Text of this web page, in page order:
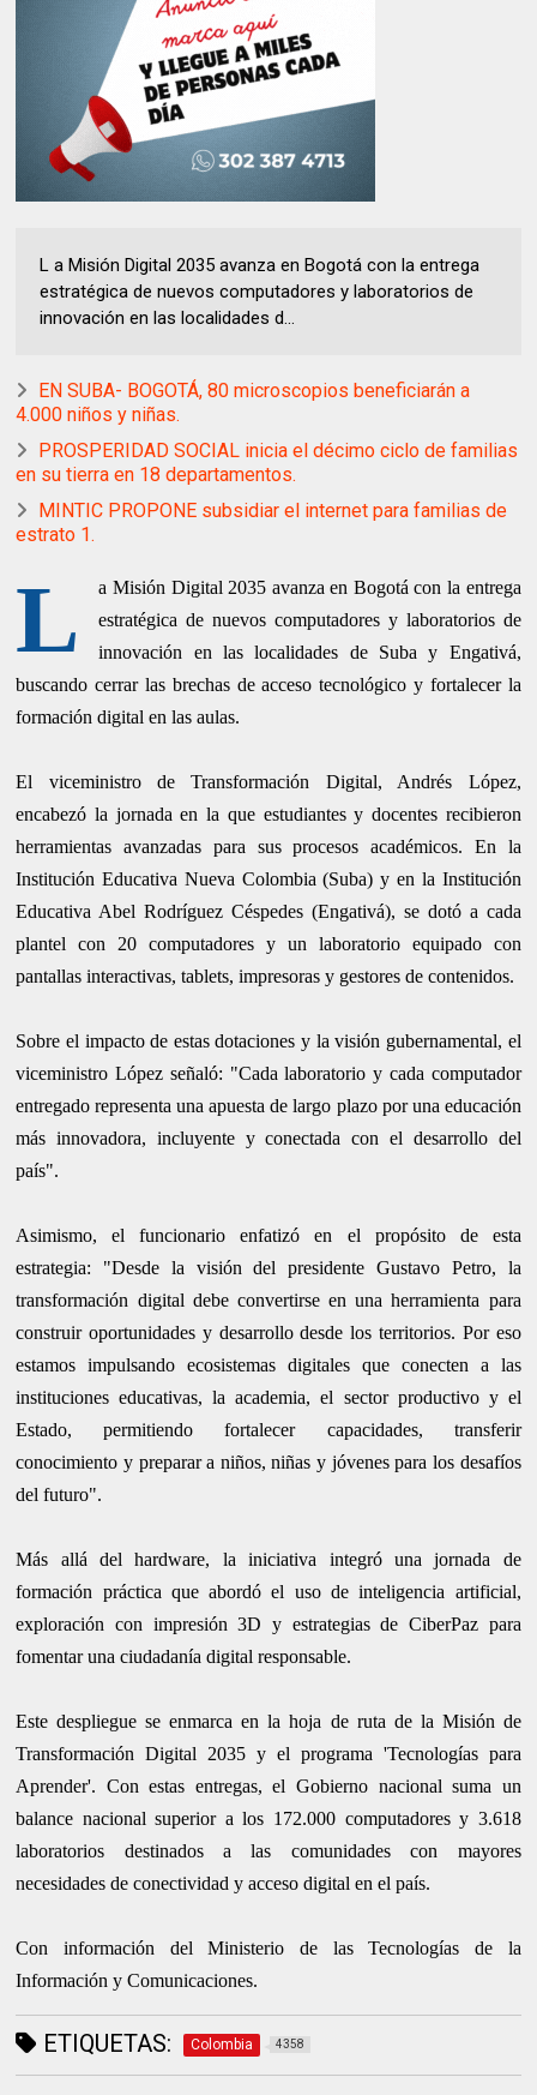
L a Misión Digital 2035 avanza en Bogotá con la entrega
estratégica de nuevos computadores y laboratorios de
innovación en las localidades d...
EN SUBA- BOGOTÁ, 80 microscopios beneficiarán a
4.000 niños y niñas.
PROSPERIDAD SOCIAL inicia el décimo ciclo de familias
en su tierra en 18 departamentos.
MINTIC PROPONE subsidiar el internet para familias de
estrato 1.
L
a Misión Digital 2035 avanza en Bogotá con la entrega
estratégica de nuevos computadores y laboratorios de
innovación en las localidades de Suba y Engativá,
buscando cerrar las brechas de acceso tecnológico y fortalecer la
formación digital en las aulas.
El viceministro de Transformación Digital, Andrés López,
encabezó la jornada en la que estudiantes y docentes recibieron
herramientas avanzadas para sus procesos académicos. En la
Institución Educativa Nueva Colombia (Suba) y en la Institución
Educativa Abel Rodríguez Céspedes (Engativá), se dotó a cada
plantel con 20 computadores y un laboratorio equipado con
pantallas interactivas, tablets, impresoras y gestores de contenidos.
Sobre el impacto de estas dotaciones y la visión gubernamental, el
viceministro López señaló: "Cada laboratorio y cada computador
entregado representa una apuesta de largo plazo por una educación
más innovadora, incluyente y conectada con el desarrollo del
país".
Asimismo, el funcionario enfatizó en el propósito de esta
estrategia: "Desde la visión del presidente Gustavo Petro, la
transformación digital debe convertirse en una herramienta para
construir oportunidades y desarrollo desde los territorios. Por eso
estamos impulsando ecosistemas digitales que conecten a las
instituciones educativas, la academia, el sector productivo y el
Estado, permitiendo fortalecer capacidades, transferir
conocimiento y preparar a niños, niñas y jóvenes para los desafíos
del futuro".
Más allá del hardware, la iniciativa integró una jornada de
formación práctica que abordó el uso de inteligencia artificial,
exploración con impresión 3D y estrategias de CiberPaz para
fomentar una ciudadanía digital responsable.
Este despliegue se enmarca en la hoja de ruta de la Misión de
Transformación Digital 2035 y el programa 'Tecnologías para
Aprender'. Con estas entregas, el Gobierno nacional suma un
balance nacional superior a los 172.000 computadores y 3.618
laboratorios destinados a las comunidades con mayores
necesidades de conectividad y acceso digital en el país.
Con información del Ministerio de las Tecnologías de la
Información y Comunicaciones.
ETIQUETAS: Colombia 4358